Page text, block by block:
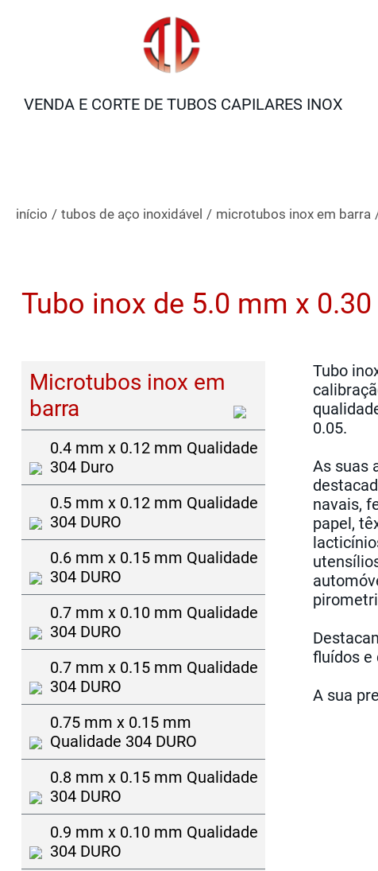
VENDA E CORTE DE TUBOS CAPILARES INOX
início / tubos de aço inoxidável / microtubos inox em barra
Tubo inox de 5.0 mm x
Microtubos inox em
barra
0.4 mm x 0.12 mm Qualidade
304 Duro
0.5 mm x 0.12 mm Qualidade
304 DURO
0.6 mm x 0.15 mm Qualidade
304 DURO
0.7 mm x 0.10 mm Qualidade
304 DURO
0.7 mm x 0.15 mm Qualidade
304 DURO
0.75 mm x 0.15 mm
Qualidade 304 DURO
0.8 mm x 0.15 mm Qualidade
304 DURO
0.9 mm x 0.10 mm Qualidade
304 DURO
Tubo
0.05.
As suas
navais,
papel,
fluídos e
A sua